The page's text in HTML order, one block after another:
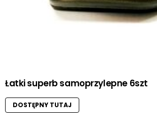
Łatki superb samoprzylepne 6szt
DOSTĘPNY TUTAJ